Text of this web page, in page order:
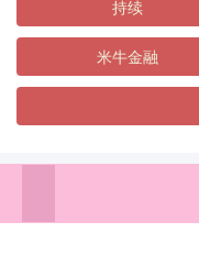
持续
米牛金融